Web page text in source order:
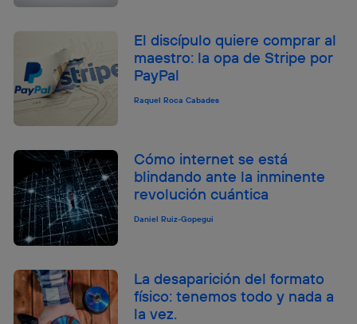
El discípulo quiere comprar al
maestro: la opa de Stripe por
PayPal
Raquel Roca Cabades
Cómo internet se está
blindando ante la inminente
revolución cuántica
Daniel Ruiz-Gopegui
La desaparición del formato
físico: tenemos todo y nada a
la vez.